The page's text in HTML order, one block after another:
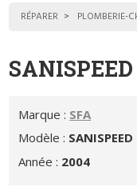
RÉPARER PLOMBERIE-
Marque : SFA
Modèle : SANISPEED
Année : 2004